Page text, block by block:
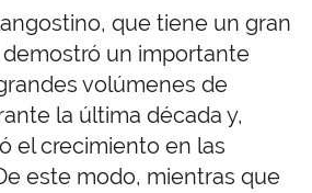
que tiene un gran
un importante
volúmenes de
la última década y,
el crecimiento en las
este modo, mientras que